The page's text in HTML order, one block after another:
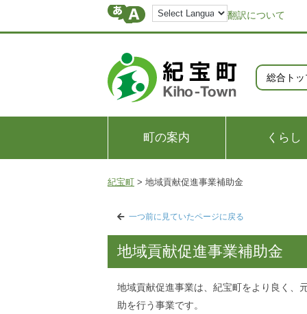
翻訳について
総合トッ
町の案内 くらし
紀宝町 > 地域貢献促進事業補助金
一つ前に見ていたページに戻る
地域貢献促進事業補助金
地域貢献促進事業は、紀宝町をより良く、
助を行う事業です。